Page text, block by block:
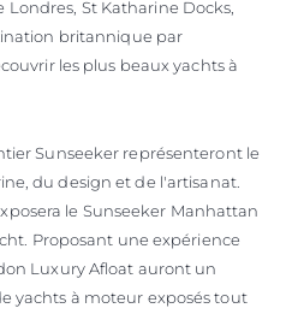
St Katharine Docks,
britannique par
les plus beaux yachts à
au monde.
Sunseeker représenteront le
du design et de l'artisanat.
le Sunseeker Manhattan
Proposant une expérience
Luxury Afloat auront un
yachts à moteur exposés tout